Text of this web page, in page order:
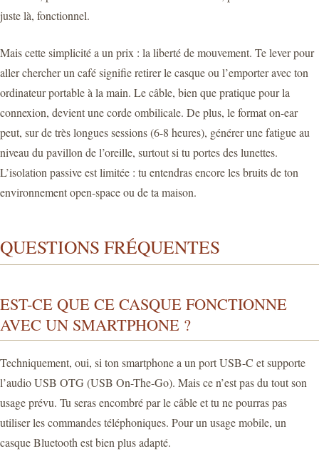
juste là, fonctionnel.
Mais cette simplicité a un prix : la liberté de mouvement. Te lever pour
aller chercher un café signifie retirer le casque ou l’emporter avec ton
ordinateur portable à la main. Le câble, bien que pratique pour la
connexion, devient une corde ombilicale. De plus, le format on-ear
peut, sur de très longues sessions (6-8 heures), générer une fatigue au
niveau du pavillon de l’oreille, surtout si tu portes des lunettes.
L’isolation passive est limitée : tu entendras encore les bruits de ton
environnement open-space ou de ta maison.
QUESTIONS FRÉQUENTES
EST-CE QUE CE CASQUE FONCTIONNE
AVEC UN SMARTPHONE ?
Techniquement, oui, si ton smartphone a un port USB-C et supporte
l’audio USB OTG (USB On-The-Go). Mais ce n’est pas du tout son
usage prévu. Tu seras encombré par le câble et tu ne pourras pas
utiliser les commandes téléphoniques. Pour un usage mobile, un
casque Bluetooth est bien plus adapté.